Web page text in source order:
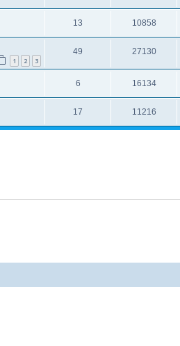
13 10858
1 2 3
49 27130
6 16134
17 11216